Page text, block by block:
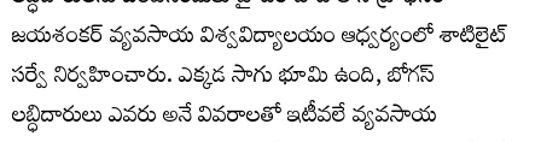
జయశంకర్ వ్యవసాయ విశ్వవిద్యాలయం ఆధ్వర్యంలో శాటిలైట్
సర్వే నిర్వహించారు. ఎక్కడ సాగు భూమి ఉంది, బోగస్
లబ్ధిదారులు ఎవరు అనే వివరాలతో ఇటీవలే వ్యవసాయ